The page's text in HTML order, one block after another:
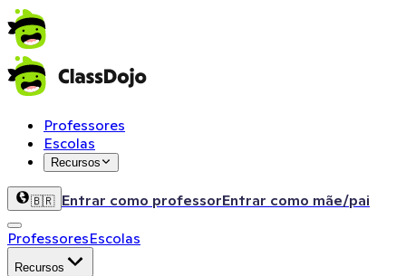
Professores
Escolas
Recursos
🇧🇷 Entrar como professorEntrar como mãe/pai
ProfessoresEscolas
Recursos